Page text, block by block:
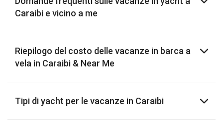
Caraibi e vicino a me
Riepilogo del costo delle vacanze in barca a
vela in Caraibi & Near Me
Tipi di yacht per le vacanze in Caraibi